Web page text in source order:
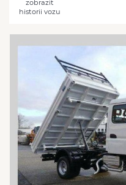
zobrazit
historii vozu